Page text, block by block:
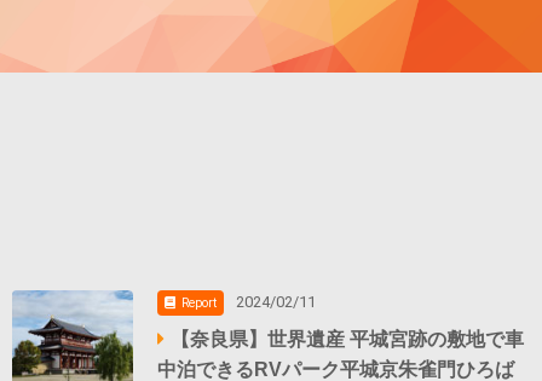
Report 2024/02/11
【奈良県】世界遺産 平城宮跡の敷地で車
中泊できるRVパーク平城京朱雀門ひろば